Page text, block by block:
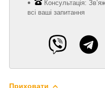
Консультація:
всі ваші запитання
Приховати